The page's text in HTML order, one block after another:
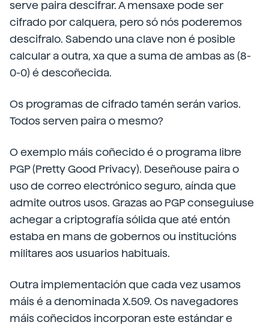
serve paira descifrar. A mensaxe pode ser
cifrado por calquera, pero só nós poderemos
descifralo. Sabendo una clave non é posible
calcular a outra, xa que a suma de ambas as (8-
0-0) é descoñecida.
Os programas de cifrado tamén serán varios.
Todos serven paira o mesmo?
O exemplo máis coñecido é o programa libre
PGP (Pretty Good Privacy). Deseñouse paira o
uso de correo electrónico seguro, aínda que
admite outros usos. Grazas ao PGP conseguiuse
achegar a criptografía sólida que até entón
estaba en mans de gobernos ou institucións
militares aos usuarios habituais.
Outra implementación que cada vez usamos
máis é a denominada X.509. Os navegadores
máis coñecidos incorporan este estándar e